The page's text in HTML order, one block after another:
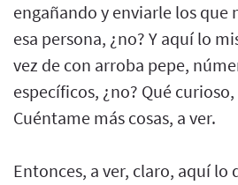
engañando y enviarle los que
esa persona, ¿no? Y aquí lo
vez de con arroba pepe,
específicos, ¿no? Qué
Cuéntame más cosas, a ver.
Entonces, a ver, claro, aquí lo